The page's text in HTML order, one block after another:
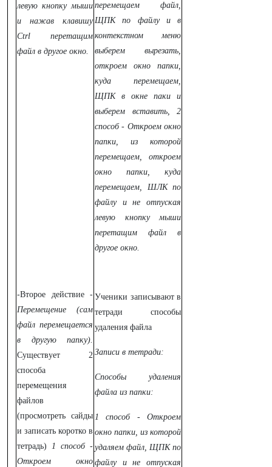
левую кнопку мыши
и нажав клавишу
Ctrl перетащим
файл в другое окно.
-Второе действие -
Перемещение
(сам
файл перемещается
в другую папку).
Существует 2
способа
перемещения
файлов
(просмотреть сайды
и записать коротко в
тетрадь) 1 способ -
Откроем окно
перемещаем файл,
ЩПК по файлу и в
контекстном меню
выберем вырезать,
откроем окно папки,
куда перемещаем,
ЩПК в окне паки и
выберем вставить, 2
способ - Откроем окно
папки, из которой
перемещаем, откроем
окно папки, куда
перемещаем, ШЛК по
файлу и не отпуская
левую кнопку мыши
перетащим файл в
другое окно.
Ученики записывают в
тетради способы
удаления файла
Записи в тетради:
Способы удаления
файла из папки:
1 способ - Откроем
окно папки, из которой
удаляем файл, ЩПК по
файлу и не отпуская